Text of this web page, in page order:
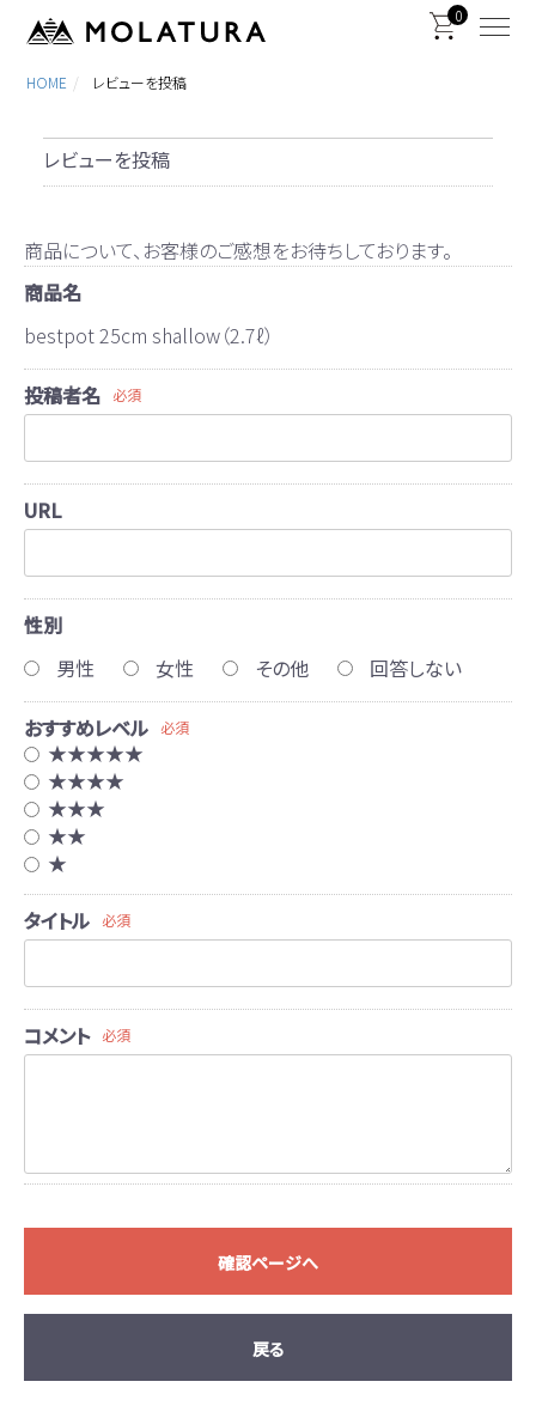
0
HOME レビューを投稿
レビューを投稿
商品について、お客様のご感想をお待ちしております。
商品名
bestpot 25cm shallow（2.7ℓ）
投稿者名 必須
URL
性別
男性
女性 その他 回答しない
おすすめレベル 必須
★★★★★
★★★★
★★★
★★
★
タイトル
必須
コメント 必須
確認ページへ
戻る